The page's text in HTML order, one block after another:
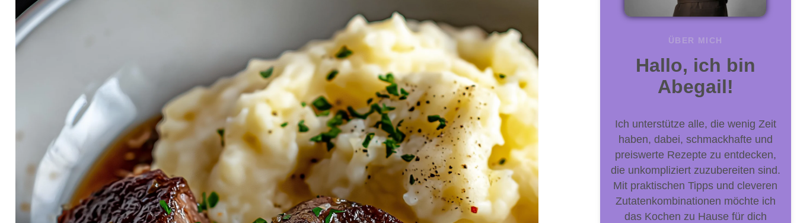
ÜBER MICH
Hallo, ich bin
Abegail!
Ich unterstütze alle, die wenig Zeit
haben, dabei, schmackhafte und
preiswerte Rezepte zu entdecken,
die unkompliziert zuzubereiten sind.
Mit praktischen Tipps und cleveren
Zutatenkombinationen möchte ich
das Kochen zu Hause für dich